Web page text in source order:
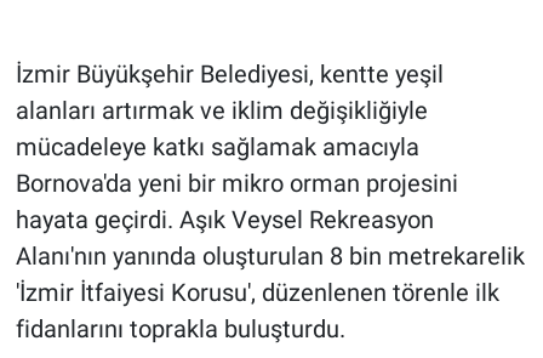
İzmir Büyükşehir Belediyesi, kentte yeşil
alanları artırmak ve iklim değişikliğiyle
mücadeleye katkı sağlamak amacıyla
Bornova'da yeni bir mikro orman projesini
hayata geçirdi. Aşık Veysel Rekreasyon
Alanı'nın yanında oluşturulan 8 bin metrekarelik
'İzmir İtfaiyesi Korusu', düzenlenen törenle ilk
fidanlarını toprakla buluşturdu.